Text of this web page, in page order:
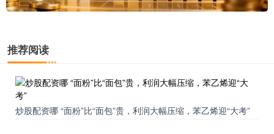
推荐阅读
炒股配资哪 “面粉”比“面包”贵，利润大幅压缩，苯乙烯迎“大考”